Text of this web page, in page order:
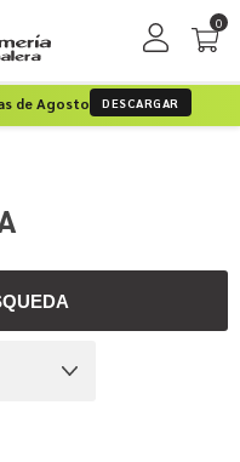
0
de Agosto DESCARGAR